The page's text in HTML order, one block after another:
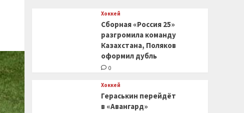
Хоккей
Сборная «Россия 25»
разгромила команду
Казахстана, Поляков
оформил дубль
0
Хоккей
Гераськин перейдёт
в «Авангард»